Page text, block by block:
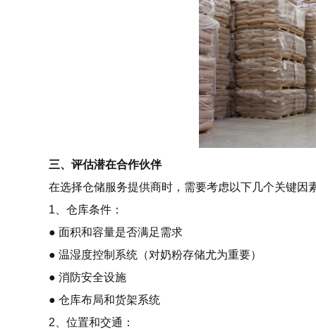
三、评估潜在合作伙伴
在选择仓储服务提供商时，需要考虑以下几个关键因
1、仓库条件：
● 面积和容量是否满足需求
● 温湿度控制系统（对奶粉存储尤为重要）
● 消防安全设施
● 仓库布局和货架系统
2、位置和交通：